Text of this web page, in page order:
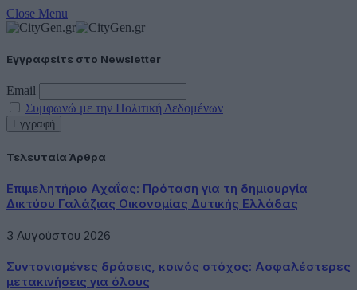
Close Menu
Εγγραφείτε στο Newsletter
Email
Συμφωνώ με την Πολιτική Δεδομένων
Τελευταία Άρθρα
Επιμελητήριο Αχαΐας: Πρόταση για τη δημιουργία
Δικτύου Γαλάζιας Οικονομίας Δυτικής Ελλάδας
3 Αυγούστου 2026
Συντονισμένες δράσεις, κοινός στόχος: Ασφαλέστερες
μετακινήσεις για όλους